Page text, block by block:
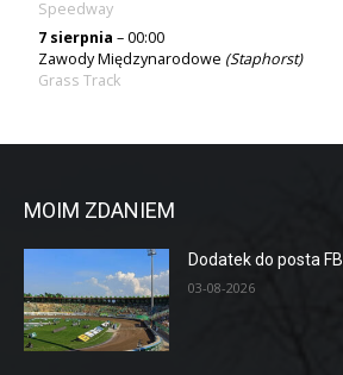
Speedway
7 sierpnia – 00:00
Zawody Międzynarodowe (Staphorst)
Grass Track
MOIM ZDANIEM
Dodatek do posta FB
03-08-2026